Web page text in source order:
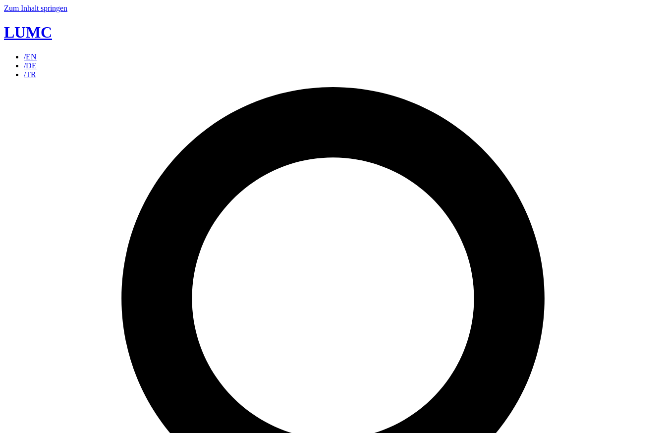
Zum Inhalt springen
LUMC
/EN
/DE
/TR